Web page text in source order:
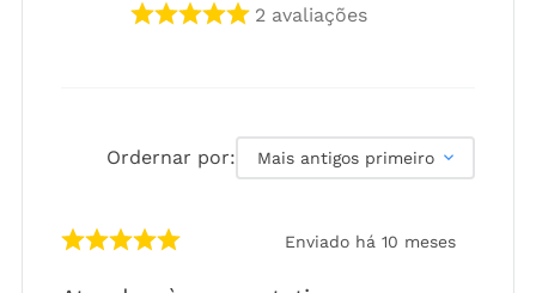
2 avaliações
Ordernar por: Mais antigos primeiro
Enviado há 10 meses